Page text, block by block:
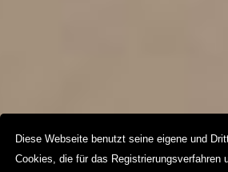
Diese Webseite benutzt seine eigene und
Cookies, die für das Registrierungsverfahren